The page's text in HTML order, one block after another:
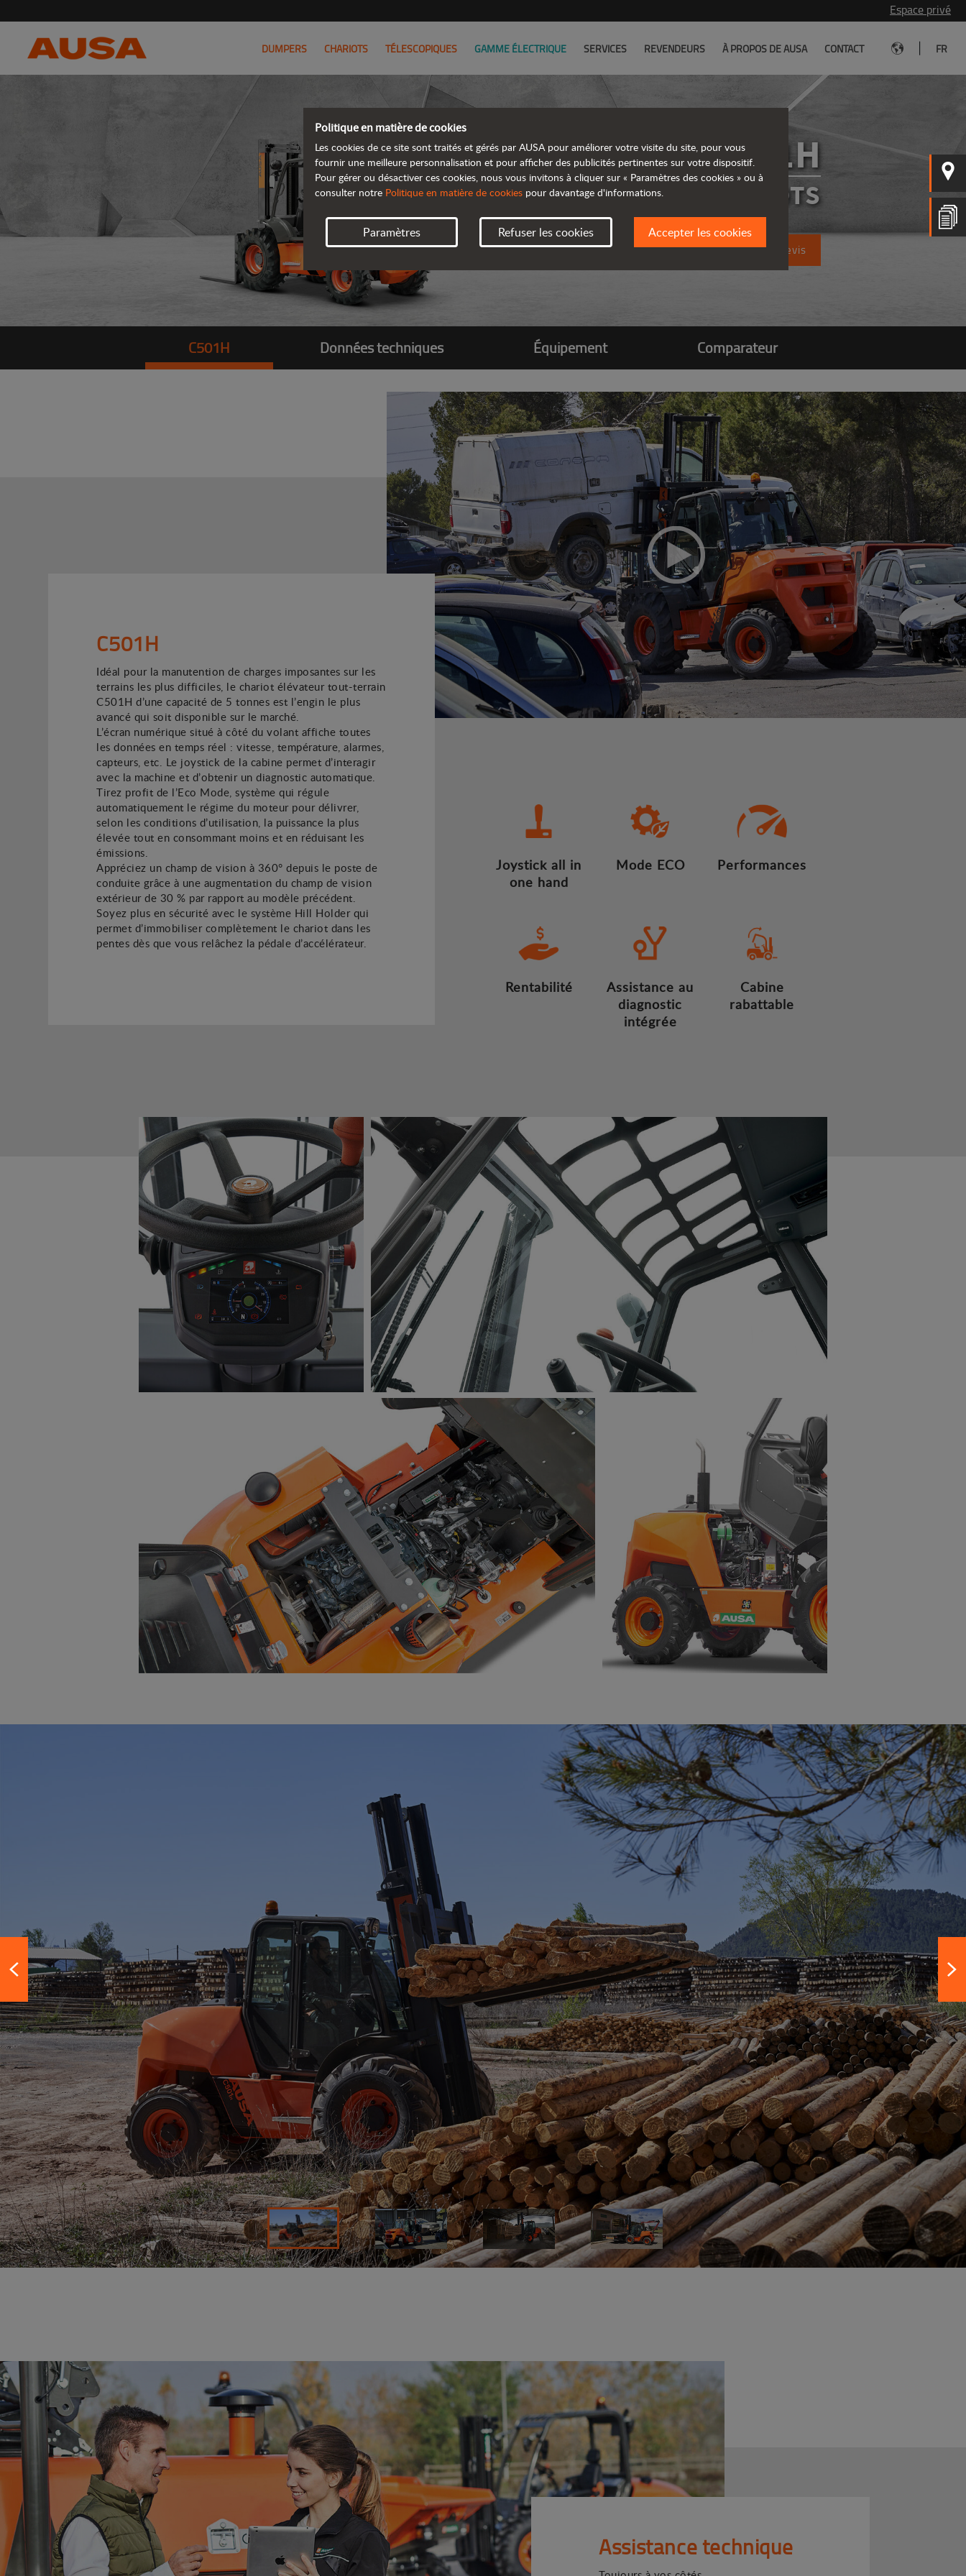
Espace privé
DUMPERS CHARIOTS TÉLESCOPIQUES GAMME ÉLECTRIQUE SERVICES REVENDEURS À PROPOS DE AUSA CONTACT FR
C501H
CHARIOTS
Demandez un devis
C501H Données techniques Équipement Comparateur
C501H
Idéal pour la manutention de charges imposantes sur les
terrains les plus difficiles, le chariot élévateur tout-terrain
C501H d’une capacité de 5 tonnes est l’engin le plus
avancé qui soit disponible sur le marché.
L’écran numérique situé à côté du volant affiche toutes
les données en temps réel : vitesse, température, alarmes,
capteurs, etc. Le joystick de la cabine permet d’interagir
avec la machine et d’obtenir un diagnostic automatique.
Tirez profit de l’Eco Mode, système qui régule
automatiquement le régime du moteur pour délivrer,
selon les conditions d’utilisation, la puissance la plus
élevée tout en consommant moins et en réduisant les
émissions.
Appréciez un champ de vision à 360° depuis le poste de
conduite grâce à une augmentation du champ de vision
extérieur de 30 % par rapport au modèle précédent.
Soyez plus en sécurité avec le système Hill Holder qui
permet d’immobiliser complètement le chariot dans les
pentes dès que vous relâchez la pédale d’accélérateur.
Joystick all in
one hand
Mode ECO Performances
Rentabilité
Assistance au
diagnostic
intégrée
Cabine
rabattable
Assistance technique
Politique en matière de cookies
Les cookies de ce site sont traités et gérés par AUSA pour améliorer votre visite du site, pour vous
fournir une meilleure personnalisation et pour afficher des publicités pertinentes sur votre dispositif.
Pour gérer ou désactiver ces cookies, nous vous invitons à cliquer sur « Paramètres des cookies » ou à
consulter notre Politique en matière de cookies pour davantage d'informations.
Paramètres Refuser les cookies Accepter les cookies